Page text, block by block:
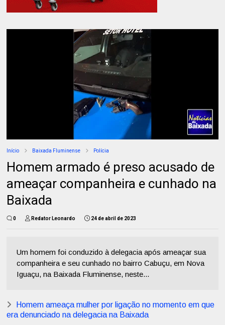
Início Baixada Fluminense Polícia
Homem armado é preso acusado de
ameaçar companheira e cunhado na
Baixada
0 Redator Leonardo 24 de abril de 2023
Um homem foi conduzido à delegacia após ameaçar sua
companheira e seu cunhado no bairro Cabuçu, em Nova
Iguaçu, na Baixada Fluminense, neste...
Homem ameaça mulher por ligação no momento em que
era denunciado na delegacia na Baixada